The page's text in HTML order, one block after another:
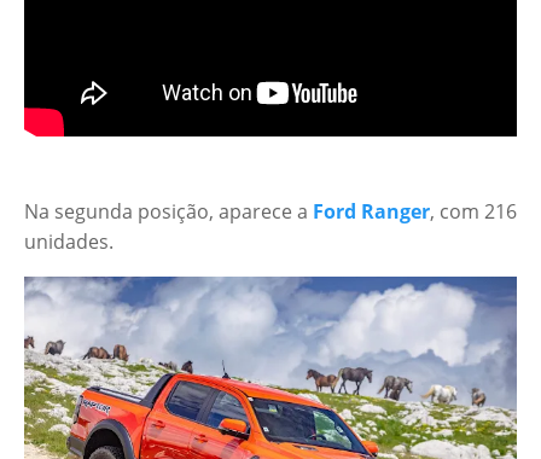
Na segunda posição, aparece a Ford Ranger, com 216
unidades.